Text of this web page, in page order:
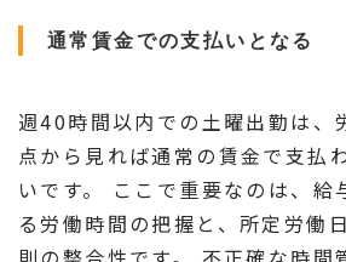
通常賃金での支払いとなる
週40時間以内での土曜出勤は、
点から見れば通常の賃金で支払
いです。 ここで重要なのは、給
る労働時間の把握と、所定労働